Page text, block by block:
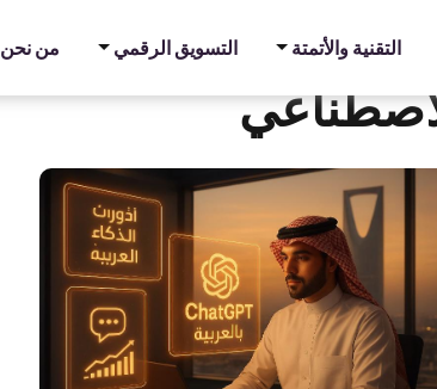
التقنية والأتمتة التسويق الرقمي من نحن